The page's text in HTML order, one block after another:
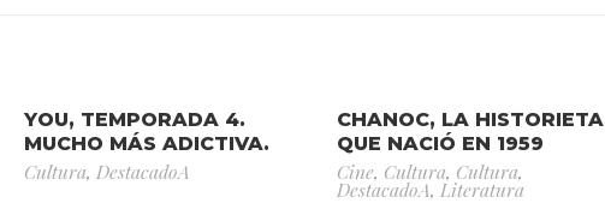
YOU, TEMPORADA 4.
MUCHO MÁS ADICTIVA.
Cultura, DestacadoA
CHANOC, LA HISTORIETA
QUE NACIÓ EN 1959
Cine, Cultura, Cultura,
DestacadoA, Literatura